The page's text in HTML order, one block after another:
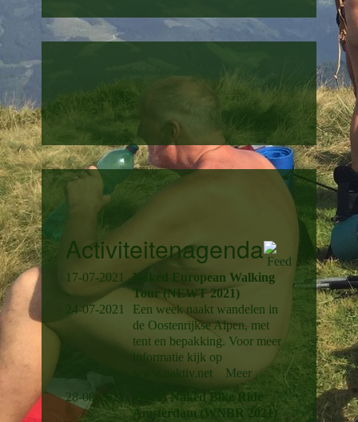
Activiteitenagenda
17-07-2021
-
24-07-2021
Naked European Walking
Tour (NEWT 2021)
Een week naakt wandelen in
de Oostenrijkse Alpen, met
tent en bepakking. Voor meer
informatie kijk op
www.naktiv.net Meer
28-08-2021
World Naked Bike Ride
Amsterdam (WNBR 2021)